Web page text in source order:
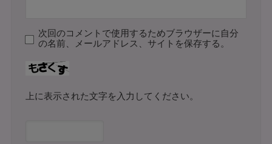
次回のコメントで使用するためブラウザーに自分
の名前、メールアドレス、サイトを保存する。
上に表示された文字を入力してください。